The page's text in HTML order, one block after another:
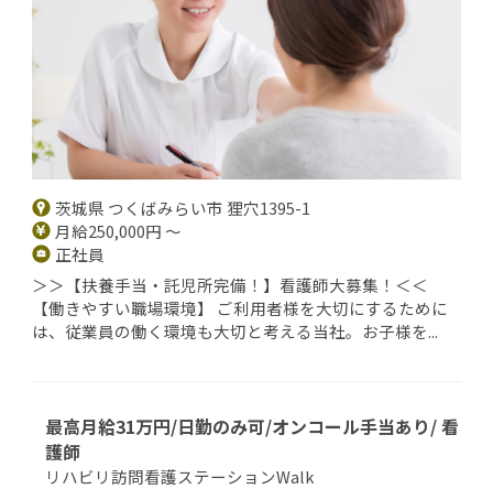
茨城県 つくばみらい市 狸穴1395-1
月給250,000円 ～
正社員
＞＞【扶養手当・託児所完備！】看護師大募集！＜＜
【働きやすい職場環境】 ご利用者様を大切にするために
は、従業員の働く環境も大切と考える当社。お子様を...
最高月給31万円/日勤のみ可/オンコール手当あり/ 看
護師
リハビリ訪問看護ステーションWalk